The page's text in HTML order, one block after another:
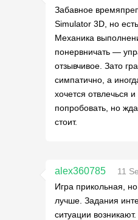
Забавное
Simulator 3D, но
Механика
понервничать —
отзывчивое. Зато
симпатично, а
хочется отвлечься
попробовать, но
стоит.
alex360785
11
Игра прикольная,
лучше. Задания
ситуации